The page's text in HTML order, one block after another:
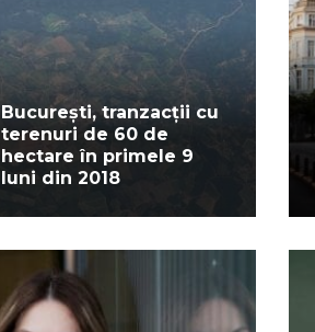
București, tranzacții cu
terenuri de 60 de
hectare în primele 9
luni din 2018